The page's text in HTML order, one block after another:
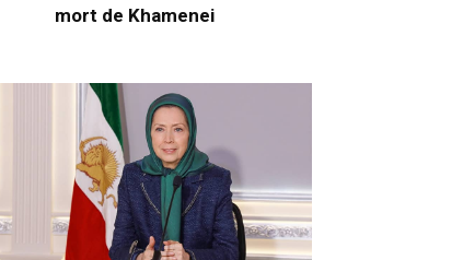
mort de Khamenei